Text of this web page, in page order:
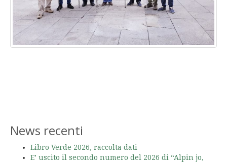
News recenti
Libro Verde 2026, raccolta dati
E’ uscito il secondo numero del 2026 di “Alpin jo,